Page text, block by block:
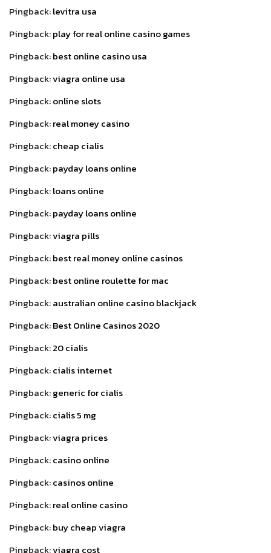
Pingback:levitra usa
Pingback:play for real online casino games
Pingback:best online casino usa
Pingback:viagra online usa
Pingback:online slots
Pingback:real money casino
Pingback:cheap cialis
Pingback:payday loans online
Pingback:loans online
Pingback:payday loans online
Pingback:viagra pills
Pingback:best real money online casinos
Pingback:best online roulette for mac
Pingback:australian online casino blackjack
Pingback:Best Online Casinos 2020
Pingback:20 cialis
Pingback:cialis internet
Pingback:generic for cialis
Pingback:cialis 5 mg
Pingback:viagra prices
Pingback:casino online
Pingback:casinos online
Pingback:real online casino
Pingback:buy cheap viagra
Pingback:viagra cost